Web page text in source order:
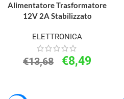
Alimentatore Trasformatore
12V 2A Stabilizzato
ELETTRONICA
€13,68 €8,49